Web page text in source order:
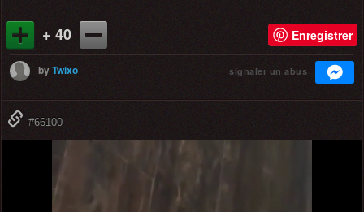
+ 40 Enregistrer
byTwixo signaler un abus
#66100